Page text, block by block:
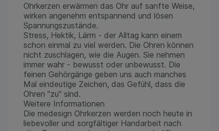
Ohrkerzen erwärmen das Ohr auf sanfte Weise,
wirken angenehm entspannend und lösen
Spannungszustände.
Stress, Hektik, Lärm - der Alltag kann einem
schon einmal zu viel werden. Die Ohren können
nicht zuschlagen, wie die Augen. Sie nehmen
immer wahr - bewusst oder unbewusst. Die
feinen Gehörgänge geben uns auch manches
Mal eindeutige Zeichen, das Gefühl, dass die
Ohren "zu" sind.
Weitere Informationen
Die medesign Ohrkerzen werden noch heute in
liebevoller und sorgfältiger Handarbeit nach